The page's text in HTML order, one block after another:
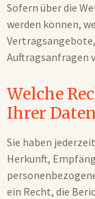
Sofern über die
werden können,
Auftragsanfragen
Welche
Ihrer
Sie haben
Herkunft,
ein Recht, die